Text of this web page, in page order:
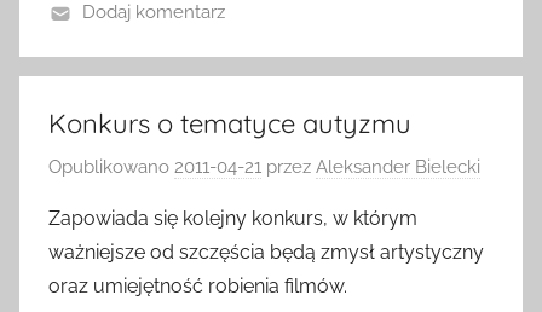
Dodaj komentarz
Konkurs o tematyce autyzmu
Opublikowano 2011-04-21 przez Aleksander Bielecki
Zapowiada się kolejny konkurs, w którym
ważniejsze od szczęścia będą zmysł artystyczny
oraz umiejętność robienia filmów.